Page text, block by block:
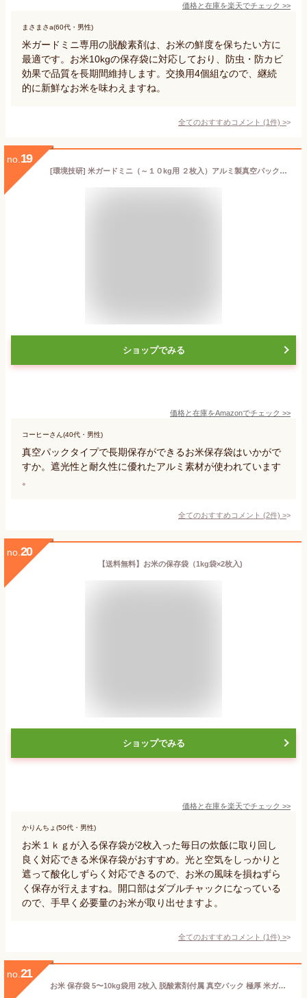
価格と在庫を楽天でチェック >>
まさまさa(60代・男性)
米ガードミニ専用の脱酸素剤は、お米の鮮度を保ちたい方に
最適です。お米10kgの保存袋に対応しており、防虫・防カビ
効果で品質を長期間維持します。交換用4個組なので、継続
的に新鮮なお米を味わえますね。
全てのおすすめコメント (1件) >
no. 19
[環境技研] 米ガードミニ（～１０kg用 ２枚入）アルミ製真空パックお米保存袋 長期保存 備蓄
ショップでみる
価格と在庫をAmazonでチェック >>
コーヒーさん(40代・男性)
真空パックタイプで長期保存ができるお米保存袋はいかがで
すか。遮光性と耐久性に優れたアルミ素材が使われています
。
全てのおすすめコメント (2件) >
no. 20
【送料無料】お米の保存袋（1kg袋×2枚入)
ショップでみる
価格と在庫を楽天でチェック >>
かりんちょ(50代・男性)
お米１ｋｇが入る保存袋が2枚入った毎日の炊飯に取り回し
良く対応できる米保存袋がおすすめ。光と空気をしっかりと
遮って酸化しずらく対応できるので、お米の風味を損ねずら
く保存が行えますね。開口部はダブルチャックになっている
ので、手早く必要量のお米が取り出せますよ。
全てのおすすめコメント (1件) >
no. 21
お米 保存袋 5〜10kg袋用 2枚入 脱酸素剤付属 真空パック 極厚 米ガードミニ 無酸素 アルミ製 長期保存 酸化防止 防虫 防カビ 光遮断 白米 玄米 長持ち 密閉袋 米保存袋 長期保存袋 鮮度保持袋 真空 光遮断 虫除け 環境技研